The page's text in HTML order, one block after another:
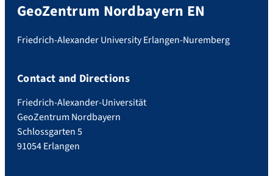
GeoZentrum Nordbayern EN
Friedrich-Alexander University Erlangen-Nuremberg
Contact and Directions
Friedrich-Alexander-Universität
GeoZentrum Nordbayern
Schlossgarten 5
91054 Erlangen